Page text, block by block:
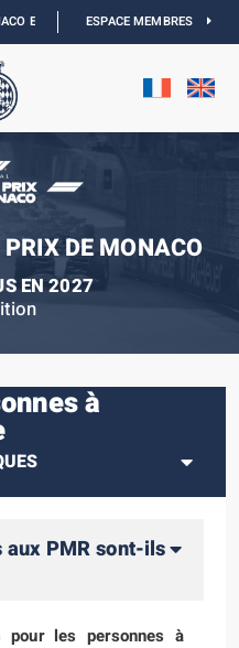
E-PRIX 2027 : NOUVELLES DATES I
ESPACE MEMBRES
DE MONACO
EN 2027
à
aux PMR sont-ils
pour les personnes à